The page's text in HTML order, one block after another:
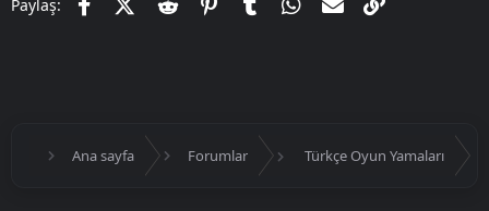
indirin ve ardından şu adımları takip edin:
oyun Türkçe olmayacaktır.
Kurulumdan sonra, oyunu başlattığınızda, metinlerin ve diyalogların
Paylaş:
Ana sayfa Forumlar Türkçe Oyun Yamaları